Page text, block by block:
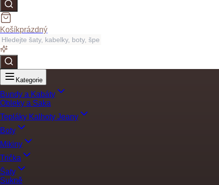
Košíkprázdný
Kategorie
Bundy a Kabáty
Obleky a Saka
Tepláky Kalhoty Jeany
Boty
Mikiny
Trička
Šaty
Sukně